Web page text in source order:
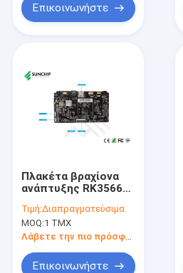
Επικοινωνήστε
Πλακέτα βραχίονα
ανάπτυξης RK3566
UART USB Pcb
Circuit Board
Τιμή:Διαπραγματεύσιμα
MOQ:1 ΤΜΧ
Λάβετε την πιο πρόσφατη τιμή
Επικοινωνήστε